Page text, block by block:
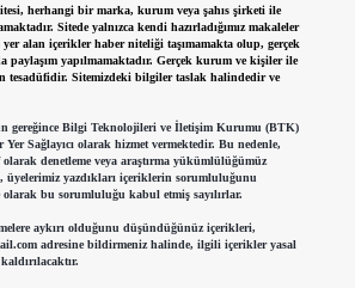
herhangi bir marka, kurum veya şahıs şirketi ile
Sitede yalnızca kendi hazırladığımız makaleler
yer alan içerikler haber niteliği taşımamakta olup, gerçek
paylaşım yapılmamaktadır. Gerçek kurum ve kişiler ile
tesadüfidir. Sitemizdeki bilgiler taslak halindedir ve
gereğince Bilgi Teknolojileri ve İletişim Kurumu (BTK)
Sağlayıcı olarak hizmet vermektedir. Bu nedenle,
denetleme veya araştırma yükümlülüğümüz
üyelerimiz yazdıkları içeriklerin sorumluluğunu
olarak bu sorumluluğu kabul etmiş sayılırlar.
aykırı olduğunu düşündüğünüz içerikleri,
adresine bildirmeniz halinde, ilgili içerikler yasal